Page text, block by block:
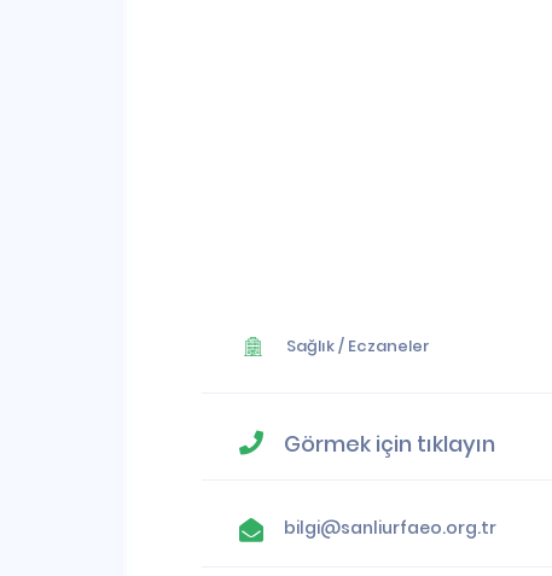
Sağlık/ Eczaneler
Görmek için tıklayın
bilgi@sanliurfaeo.org.tr